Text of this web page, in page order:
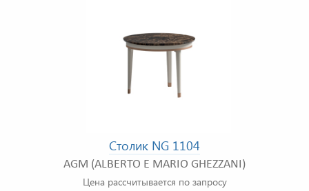
Столик NG 1104
AGM (ALBERTO E MARIO GHEZZANI)
Цена рассчитывается по запросу